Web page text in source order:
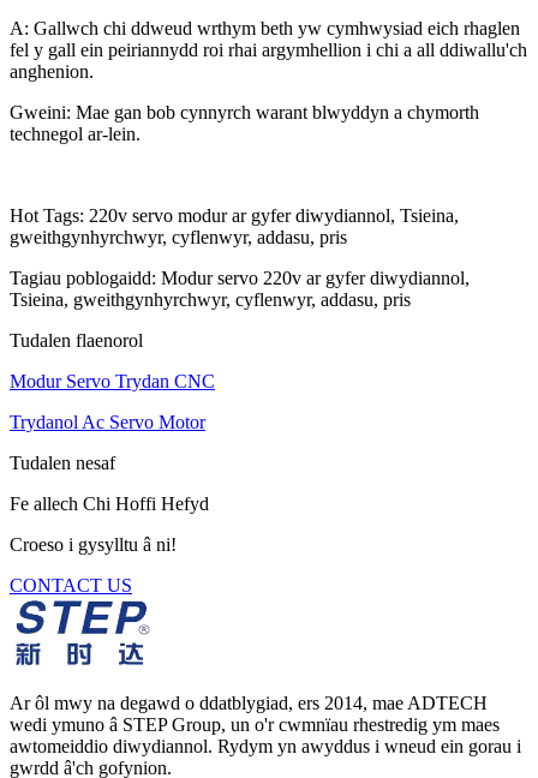
A: Gallwch chi ddweud wrthym beth yw cymhwysiad eich rhaglen
fel y gall ein peiriannydd roi rhai argymhellion i chi a all ddiwallu'ch
anghenion.
Gweini: Mae gan bob cynnyrch warant blwyddyn a chymorth
technegol ar-lein.
Hot Tags: 220v servo modur ar gyfer diwydiannol, Tsieina,
gweithgynhyrchwyr, cyflenwyr, addasu, pris
Tagiau poblogaidd: Modur servo 220v ar gyfer diwydiannol,
Tsieina, gweithgynhyrchwyr, cyflenwyr, addasu, pris
Tudalen flaenorol
Modur Servo Trydan CNC
Trydanol Ac Servo Motor
Tudalen nesaf
Fe allech Chi Hoffi Hefyd
Croeso i gysylltu â ni!
CONTACT US
Ar ôl mwy na degawd o ddatblygiad, ers 2014, mae ADTECH
wedi ymuno â STEP Group, un o'r cwmnïau rhestredig ym maes
awtomeiddio diwydiannol. Rydym yn awyddus i wneud ein gorau i
gwrdd â'ch gofynion.